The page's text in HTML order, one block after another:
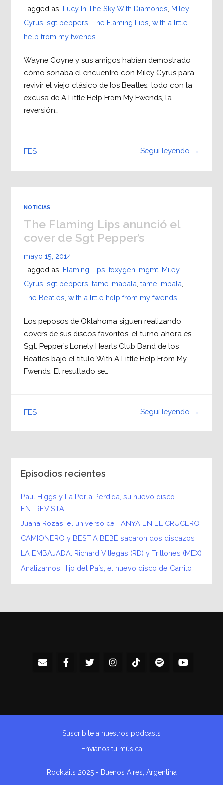
Tagged as: Lucy In The Sky With Diamonds Miley
Cyrus sgt peppers The Flaming Lips with a little
help from my fwends
Wayne Coyne y sus amigos habían demostrado
cómo sonaba el encuentro con Miley Cyrus para
revivir el viejo clásico de los Beatles, todo con la
excusa de A Little Help From My Fwends, la
reversión…
Seguí leyendo →
FES
NOTICIAS
The Flaming Lips anunció el
cover de Sgt Pepper’s
mayo 15, 2014
Tagged as: Flaming Lips foxygen mgmt, Miley
Cyrus sgt peppers tame imapala tame impala
The Beatles with a little help from my fwends
Los peposos de Oklahoma siguen realizando
covers de sus discos favoritos, el turno ahora es
Sgt. Pepper’s Lonely Hearts Club Band de los
Beatles bajo el título With A Little Help From My
Fwends. El resultado se…
Seguí leyendo →
FES
Episodios recientes
Paul Higgs y La Perla Perdida, su nuevo disco
ENTREVISTA
Juana Rozas: el universo de TANYA EN EL CRUCERO
CAMIONERO y BESTIA BEBÉ sacaron dos discazos
LA EMBAJADA: Richard Villegas (RD) y Trillones (MEX)
Analizamos Hijo del País, el nuevo disco de Carrito
Rocktails 2025 - Buenos Aires, Argentina
Suscribite a nuestros podcasts
Envianos tu música